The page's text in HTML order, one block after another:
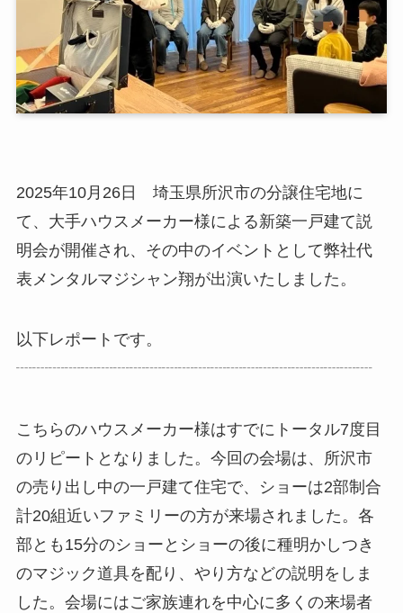
2025年10月26日 埼玉県所沢市の分譲住宅地に
て、大手ハウスメーカー様による新築一戸建て説
明会が開催され、その中のイベントとして弊社代
表メンタルマジシャン翔が出演いたしました。
以下レポートです。
┈┈┈┈┈┈┈┈┈┈┈┈┈┈┈┈┈┈┈┈┈┈
こちらのハウスメーカー様はすでにトータル7度目
のリピートとなりました。今回の会場は、所沢市
の売り出し中の一戸建て住宅で、ショーは2部制合
計20組近いファミリーの方が来場されました。各
部とも15分のショーとショーの後に種明かしつき
のマジック道具を配り、やり方などの説明をしま
した。会場にはご家族連れを中心に多くの来場者